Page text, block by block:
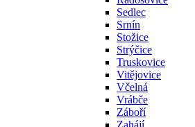
Sedlec
Srnín
Stožice
Strýčice
Truskovice
Vitějovice
Včelná
Vrábče
Záboří
Zahájí